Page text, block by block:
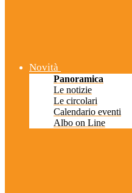
Novità
Panoramica
Le notizie
Le circolari
Calendario eventi
Albo on Line